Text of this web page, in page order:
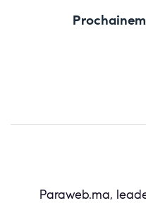
Paraweb.ma,